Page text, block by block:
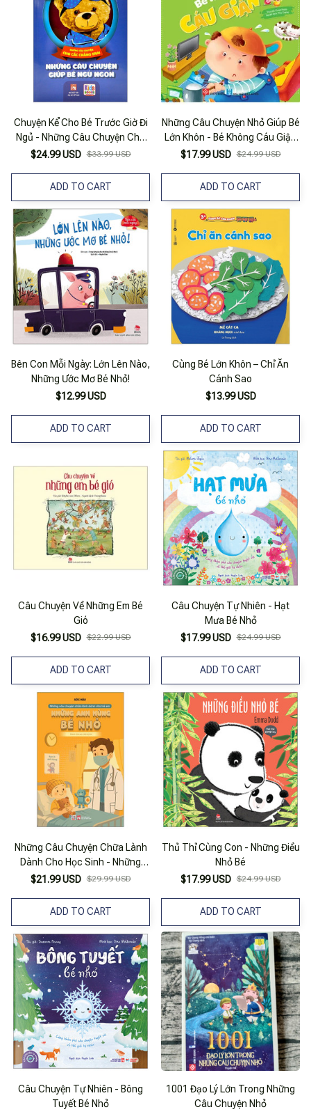
Chuyện Kể Cho Bé Trước Giờ Đi
Ngủ - Những Câu Chuyện Cho
Các Chàng Trai - Những Câu
$24.99 USD $33.99 USD
ADD TO CART
Những Câu Chuyện Nhỏ Giúp Bé
Lớn Khôn - Bé Không Cáu Giận
(Dành Cho Trẻ Từ 3-6 Tuổi)
$17.99 USD $24.99 USD
ADD TO CART
Bên Con Mỗi Ngày: Lớn Lên Nào,
Những Ước Mơ Bé Nhỏ!
$12.99 USD
ADD TO CART
Cùng Bé Lớn Khôn – Chỉ Ăn
Cánh Sao
$13.99 USD
ADD TO CART
Câu Chuyện Về Những Em Bé
Gió
$16.99 USD $22.99 USD
ADD TO CART
Câu Chuyện Tự Nhiên - Hạt
Mưa Bé Nhỏ
$17.99 USD $24.99 USD
ADD TO CART
Những Câu Chuyện Chữa Lành
Dành Cho Học Sinh - Những
Anh Hùng Bé Nhỏ
$21.99 USD $29.99 USD
ADD TO CART
Thủ Thỉ Cùng Con - Những Điều
Nhỏ Bé
$17.99 USD $24.99 USD
ADD TO CART
Câu Chuyện Tự Nhiên - Bông
Tuyết Bé Nhỏ
1001 Đạo Lý Lớn Trong Những
Câu Chuyện Nhỏ